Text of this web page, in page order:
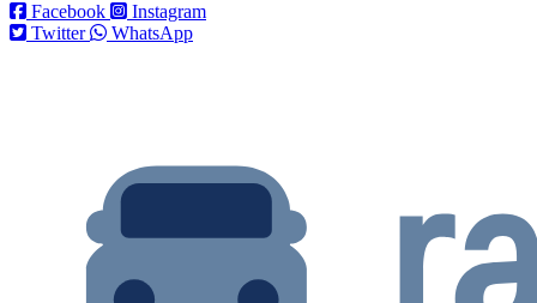
Facebook
Instagram
Twitter
WhatsApp